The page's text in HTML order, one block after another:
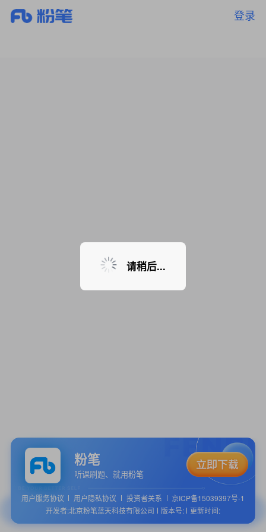
登录
暂无课程，敬请期待
粉笔
听课刷题、就用粉笔
用户服务协议 用户隐私协议 投资者关系
京ICP备15039397号-1
开发者:北京粉笔蓝天科技有限公司
版本号: 更新时间:
请稍后...